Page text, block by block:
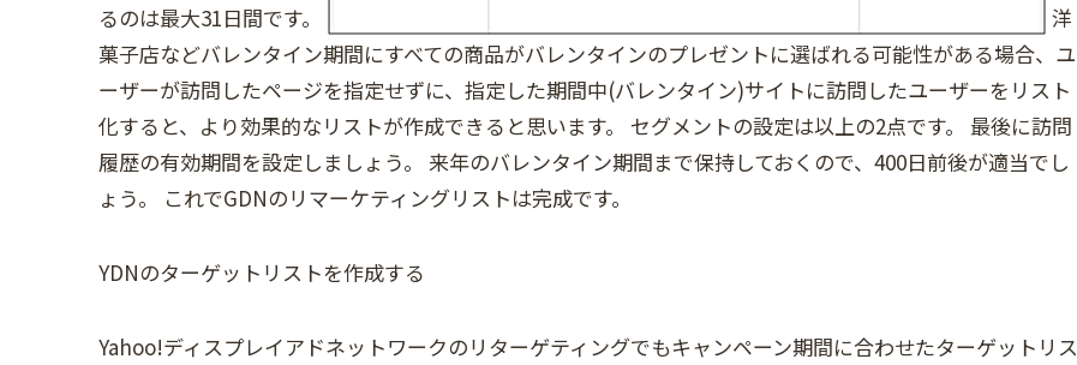
るのは最大31日間です。
洋
菓子店などバレンタイン期間にすべての商品がバレンタインのプレゼントに選ばれる可能性がある場合、ユ
ーザーが訪問したページを指定せずに、指定した期間中(バレンタイン)サイトに訪問したユーザーをリスト
化すると、より効果的なリストが作成できると思います。 セグメントの設定は以上の2点です。 最後に訪問
履歴の有効期間を設定しましょう。 来年のバレンタイン期間まで保持しておくので、400日前後が適当でし
ょう。 これでGDNのリマーケティングリストは完成です。
YDNのターゲットリストを作成する
Yahoo!ディスプレイアドネットワークのリターゲティングでもキャンペーン期間に合わせたターゲットリス